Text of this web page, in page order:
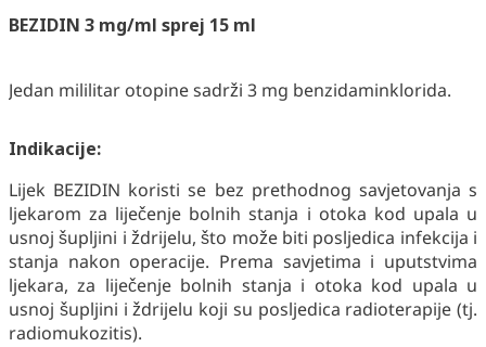
BEZIDIN 3 mg/ml sprej 15 ml
Jedan mililitar otopine sadrži 3 mg benzidaminklorida.
Indikacije:
Lijek BEZIDIN koristi se bez prethodnog savjetovanja s
ljekarom za liječenje bolnih stanja i otoka kod upala u
usnoj šupljini i ždrijelu, što može biti posljedica infekcija i
stanja nakon operacije. Prema savjetima i uputstvima
ljekara, za liječenje bolnih stanja i otoka kod upala u
usnoj šupljini i ždrijelu koji su posljedica radioterapije (tj.
radiomukozitis).